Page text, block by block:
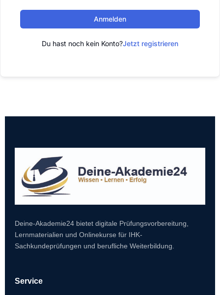
Anmelden
Du hast noch kein Konto?Jetzt registrieren
Deine-Akademie24 bietet digitale Prüfungsvorbereitung,
Lernmaterialien und Onlinekurse für IHK-
Sachkundeprüfungen und berufliche Weiterbildung.
Service